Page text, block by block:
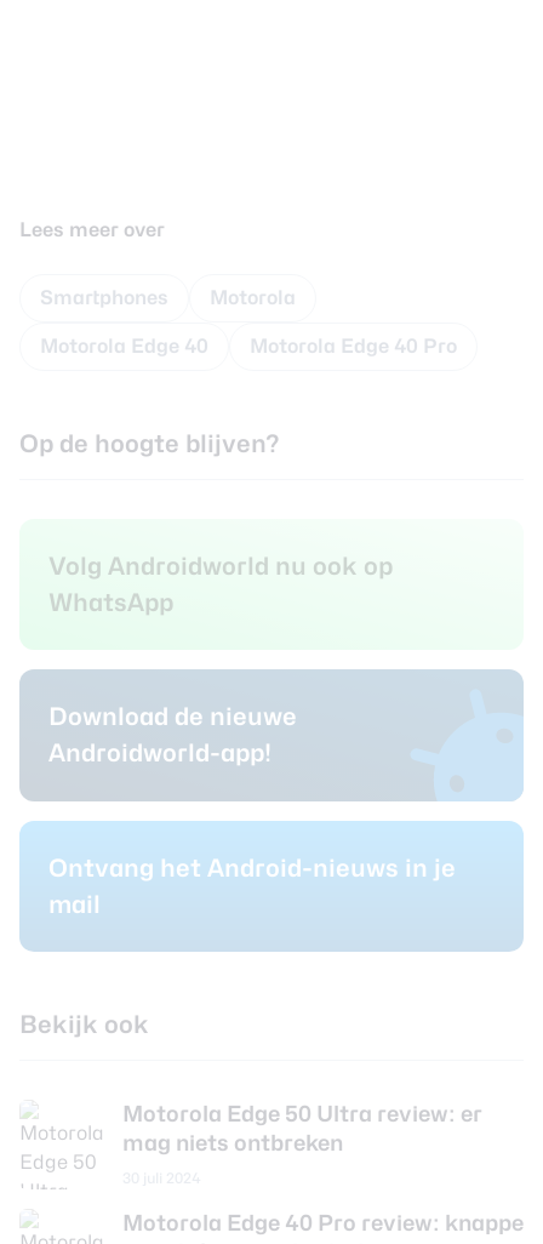
Lees meer over
Smartphones Motorola
Motorola Edge 40 Motorola Edge 40 Pro
Op de hoogte blijven?
Volg Androidworld nu ook op
WhatsApp
Download de nieuwe
Androidworld-app!
Ontvang het Android-nieuws in je
mail
Bekijk ook
Motorola Edge 50 Ultra review: er
mag niets ontbreken
Motorola Edge 40 Pro review: knappe